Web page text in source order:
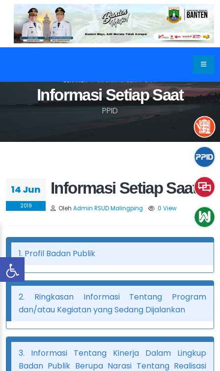
Informasi Setiap Saat
PPID
BERANDA INFORMASI SETIAP SAAT
14 Jun
2019
Informasi Setiap Saat
Oleh Admin RSUD Malingping 0 View
1. Profil Badan Publik
2. Ringkasan Informasi Tentang Program
dan/atau Kegiatan yang Sedang Dijalankan
3. Informasi Tentang Kinerja Dalam Lingkup
Badan Publik Berupa Narasi Tentang Realisasi